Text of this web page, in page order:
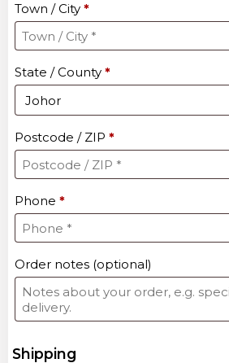
Town / City *
State / County *
Postcode / ZIP *
Phone *
Order notes (optional)
Shipping